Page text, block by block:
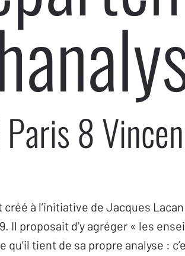
8
à l’initiative de Jacques
Il proposait d’y agréger « les
qu’il tient de sa propre analyse :